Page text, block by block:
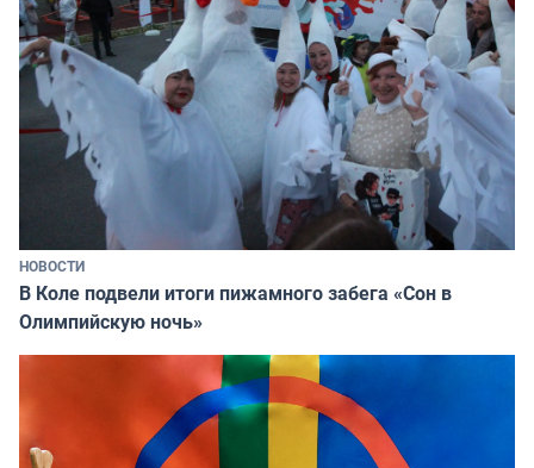
НОВОСТИ
В Коле подвели итоги пижамного забега «Сон в
Олимпийскую ночь»